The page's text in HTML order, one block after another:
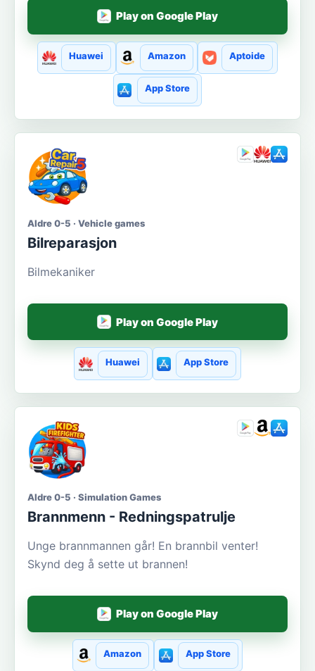
Play on Google Play
Huawei Amazon Aptoide
App Store
Aldre 0-5 · Vehicle games
Bilreparasjon
Bilmekaniker
Play on Google Play
Huawei App Store
Aldre 0-5 · Simulation Games
Brannmenn - Redningspatrulje
Unge brannmannen går! En brannbil venter!
Skynd deg å sette ut brannen!
Play on Google Play
Amazon App Store